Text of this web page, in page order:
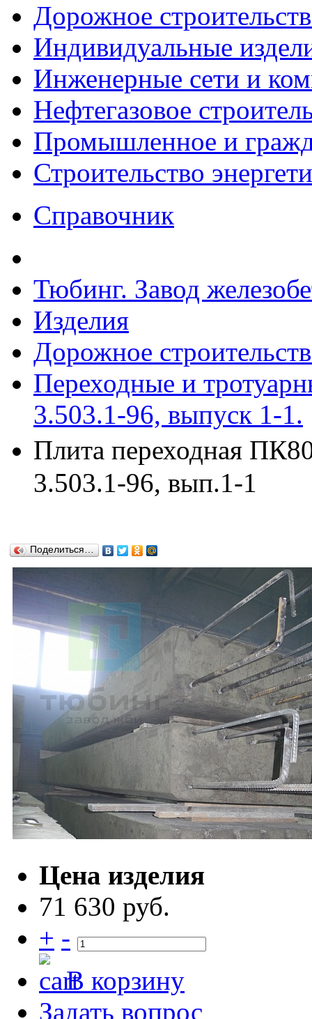
Дорожное
Индивидуальные
Инженерные сети и
Нефтегазовое
Промышленное и
Строительство
Справочник
Тюбинг. Завод
Изделия
Дорожное
Переходные и
3.503.1-96, выпуск 1-1.
Плита переходная
3.503.1-96, вып.1-1
Поделиться…
Цена изделия
71 630 руб.
+ -
В корзину
Задать вопрос